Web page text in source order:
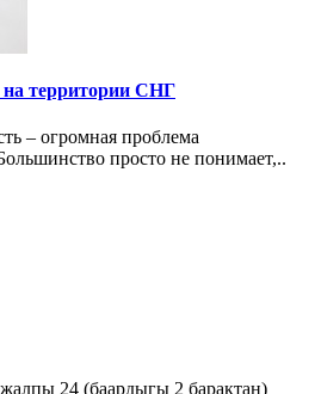
территории СНГ
– огромная проблема
просто не понимает,..
24 (баардыгы 2 барактан)